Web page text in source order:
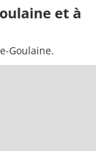
et à
Goulaine.